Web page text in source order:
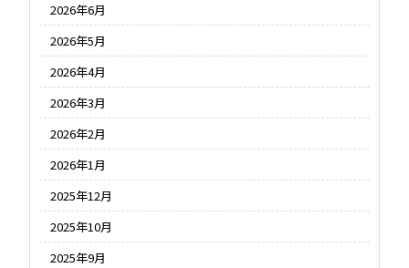
2026年6月
2026年5月
2026年4月
2026年3月
2026年2月
2026年1月
2025年12月
2025年10月
2025年9月